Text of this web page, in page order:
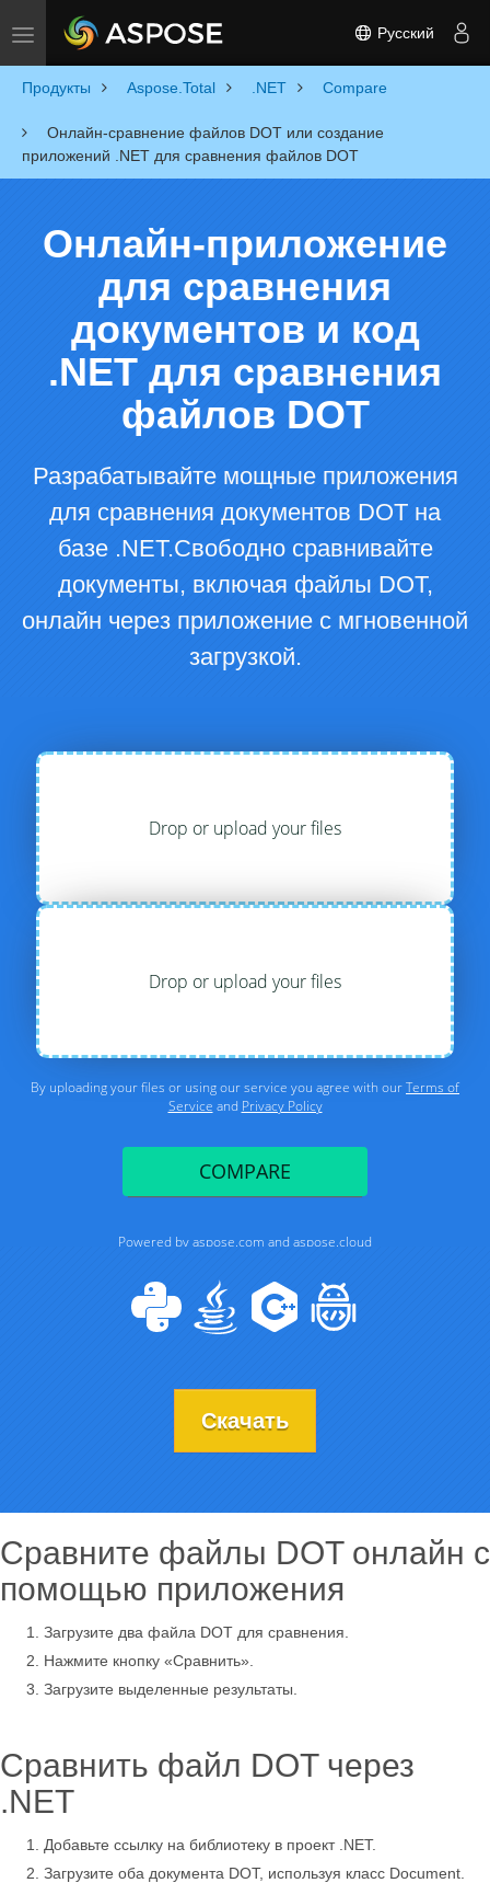
Toggle navigation Русский
Продукты Aspose.Total .NET Compare
Онлайн-сравнение файлов DOT или создание
приложений .NET для сравнения файлов DOT
Онлайн-приложение
для сравнения
документов и код
.NET для сравнения
файлов DOT
Разрабатывайте мощные приложения
для сравнения документов DOT на
базе .NET.Свободно сравнивайте
документы, включая файлы DOT,
онлайн через приложение с мгновенной
загрузкой.
Скачать
Сравните файлы DOT онлайн с
помощью приложения
Загрузите два файла DOT для сравнения.
Нажмите кнопку «Сравнить».
Загрузите выделенные результаты.
Сравнить файл DOT через
.NET
Добавьте ссылку на библиотеку в проект .NET.
Загрузите оба документа DOT, используя класс Document.